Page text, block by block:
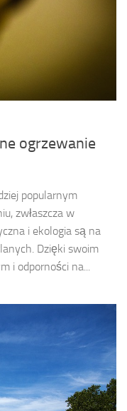
ogrzewanie
popularnym
zwłaszcza w
i ekologia są na
Dzięki swoim
i odporności na...